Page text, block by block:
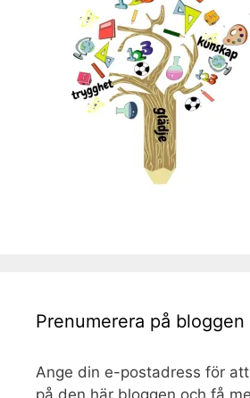
Prenumerera på
Ange din e-postadress för
på den här bloggen och få